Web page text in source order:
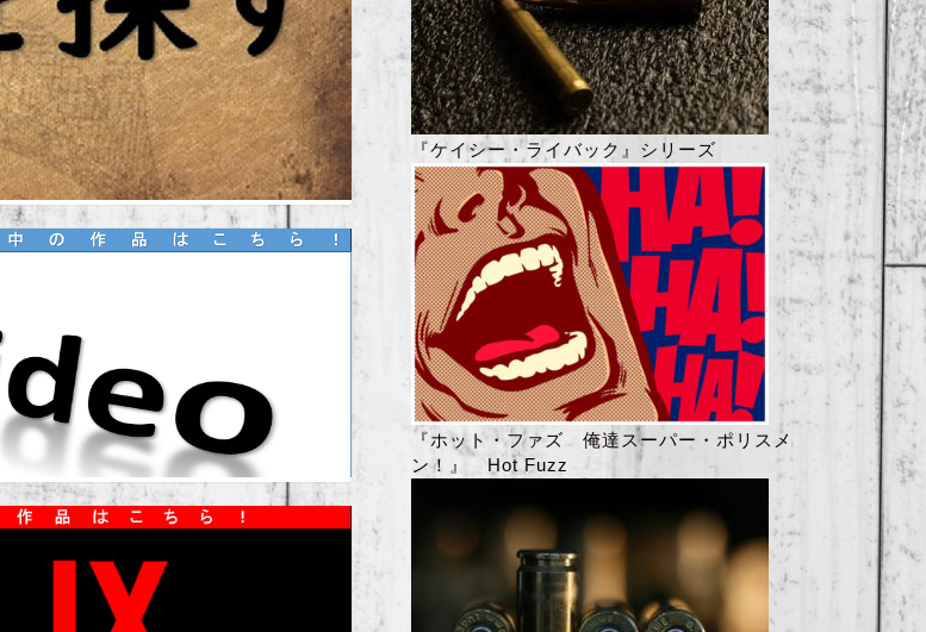
『ケイシー・ライバック』シリーズ
『ホット・ファズ 俺達スーパー・ポリスメ
ン！』 Hot Fuzz